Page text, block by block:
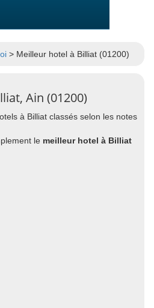
> Meilleur hotel à Billiat (01200)
Ain (01200)
à Billiat classés selon les notes
le meilleur hotel à Billiat